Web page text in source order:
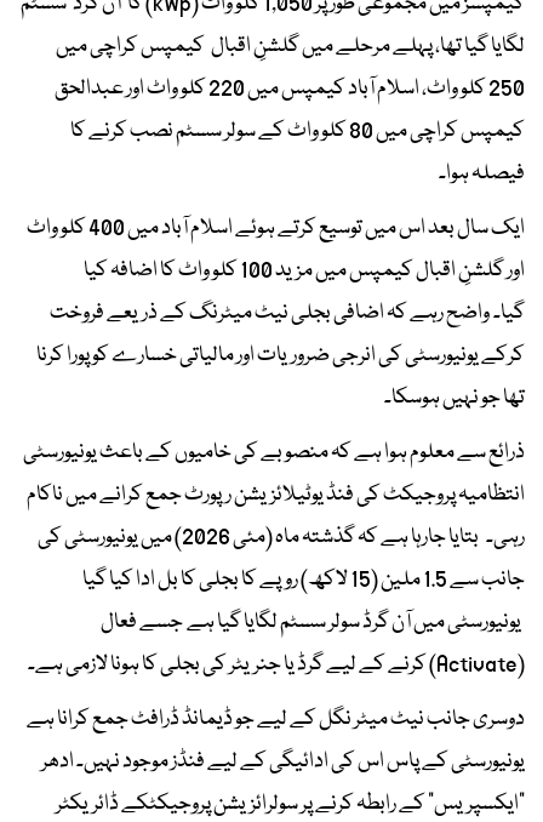
لگایا گیا تھا، پہلے مرحلے میں گلشنِ اقبال کیمپس کراچی میں
250 کلو واٹ، اسلام آباد کیمپس میں 220 کلو واٹ اور عبدالحق
کیمپس کراچی میں 80 کلو واٹ کے سولر سسٹم نصب کرنے کا
فیصلہ ہوا۔
ایک سال بعد اس میں توسیع کرتے ہوئے اسلام آباد میں 400 کلو واٹ
اور گلشنِ اقبال کیمپس میں مزید 100 کلو واٹ کا اضافہ کیا
گیا۔ واضح رہے کہ اضافی بجلی نیٹ میٹرنگ کے ذریعے فروخت
کرکے یونیورسٹی کی انرجی ضروریات اور مالیاتی خسارے کو پورا کرنا
تھا جو نہیں ہوسکا۔
ذرائع سے معلوم ہوا ہے کہ منصوبے کی خامیوں کے باعث یونیورسٹی
انتظامیہ پروجیکٹ کی فنڈ یوٹیلائزیشن رپورٹ جمع کرانے میں ناکام
رہی۔ بتایا جارہا ہے کہ گذشتہ ماہ (مئی 2026) میں یونیورسٹی کی
جانب سے 1.5 ملین (15 لاکھ) روپے کا بجلی کا بل ادا کیا گیا
یونیورسٹی میں آن گرڈ سولر سسٹم لگایا گیا ہے جسے فعال
(Activate) کرنے کے لیے گرڈ یا جنریٹر کی بجلی کا ہونا لازمی ہے۔
دوسری جانب نیٹ میٹر نگل کے لیے جو ڈیمانڈ ڈرافٹ جمع کرانا ہے
یونیورسٹی کے پاس اس کی ادائیگی کے لیے فنڈز موجود نہیں۔ ادھر
"ایکسپریس" کے رابطہ کرنے پر سولرائزیشن پروجیکٹکے ڈائریکٹر